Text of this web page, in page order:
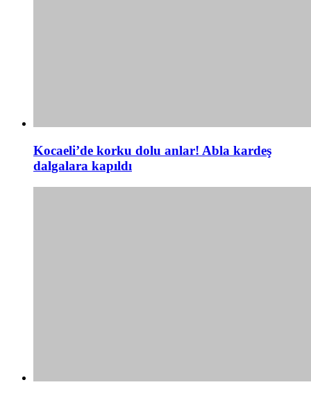
Kocaeli’de korku dolu anlar! Abla kardeş
dalgalara kapıldı